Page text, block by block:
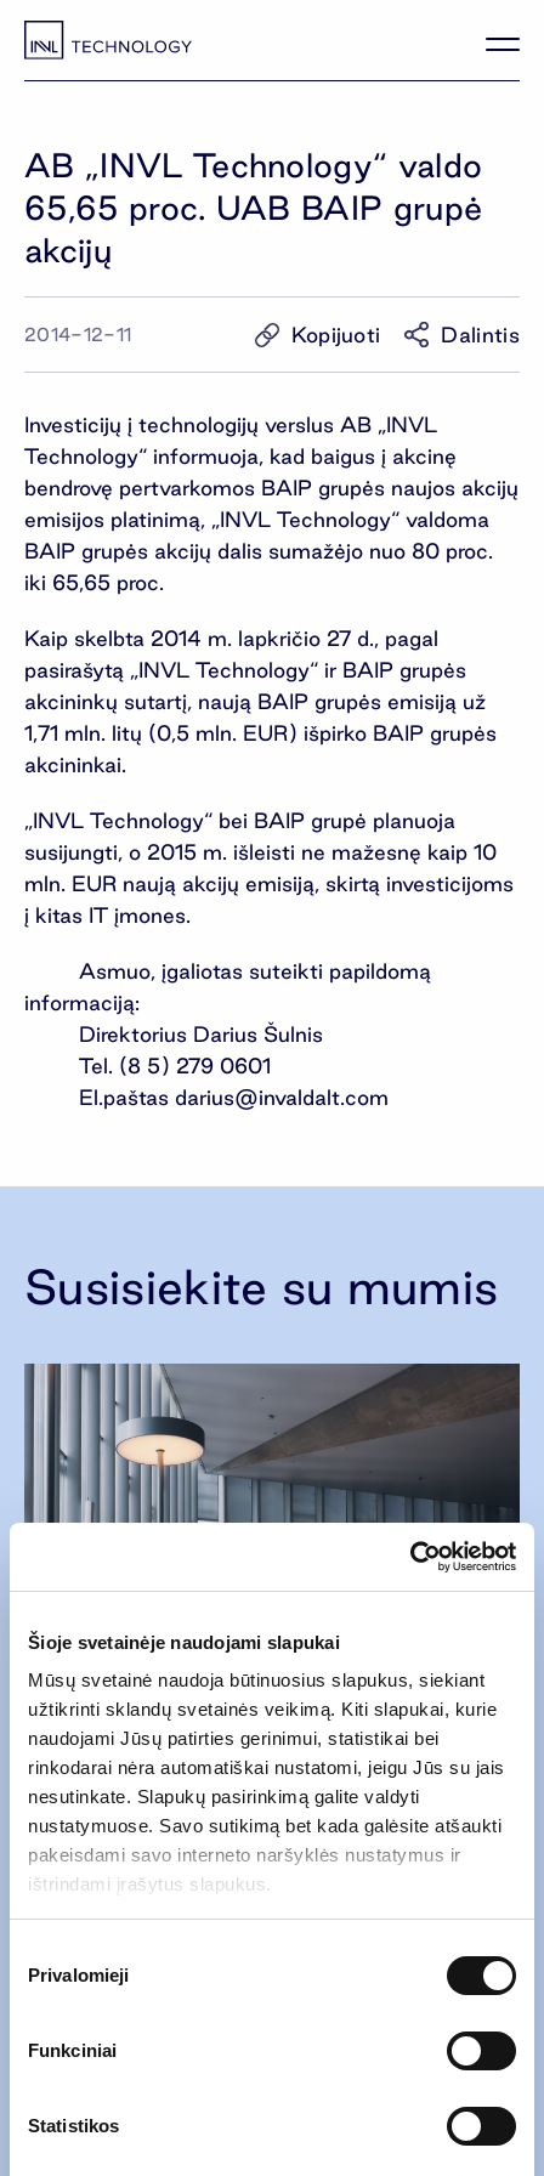
Šioje svetainėje naudojami slapukai
Mūsų svetainė naudoja būtinuosius slapukus, siekiant
užtikrinti sklandų svetainės veikimą. Kiti slapukai, kurie
naudojami Jūsų patirties gerinimui, statistikai bei
rinkodarai nėra automatiškai nustatomi, jeigu Jūs su jais
nesutinkate. Slapukų pasirinkimą galite valdyti
nustatymuose. Savo sutikimą bet kada galėsite atšaukti
pakeisdami savo interneto naršyklės nustatymus ir
ištrindami įrašytus slapukus.
pasirinkimas
Privalomieji
Funkciniai
Statistikos
AB „INVL Technology“ valdo
65,65 proc. UAB BAIP grupė
akcijų
2014-12-11 Kopijuoti Dalintis
Investicijų į technologijų verslus AB „INVL
Technology“ informuoja, kad baigus į akcinę
bendrovę pertvarkomos BAIP grupės naujos akcijų
emisijos platinimą, „INVL Technology“ valdoma
BAIP grupės akcijų dalis sumažėjo nuo 80 proc.
iki 65,65 proc.
Kaip skelbta 2014 m. lapkričio 27 d., pagal
pasirašytą „INVL Technology“ ir BAIP grupės
akcininkų sutartį, naują BAIP grupės emisiją už
1,71 mln. litų (0,5 mln. EUR) išpirko BAIP grupės
akcininkai.
„INVL Technology“ bei BAIP grupė planuoja
susijungti, o 2015 m. išleisti ne mažesnę kaip 10
mln. EUR naują akcijų emisiją, skirtą investicijoms
į kitas IT įmones.
Asmuo, įgaliotas suteikti papildomą
informaciją:
Direktorius Darius Šulnis
Tel. (8 5) 279 0601
El.paštas darius@invaldalt.com
Susisiekite su mumis
Atsiųskite mums el. laišką naudodami
žemiau esančią formą.
Įrašykite savo